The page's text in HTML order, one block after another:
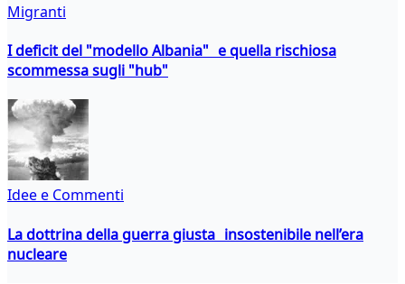
Migranti
I deficit del "modello Albania" e quella rischiosa
scommessa sugli "hub"
Idee e Commenti
La dottrina della guerra giusta insostenibile nell’era
nucleare